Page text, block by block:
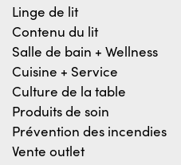
Linge de lit
Contenu du lit
Salle de bain + Wellness
Cuisine + Service
Culture de la table
Produits de soin
Prévention des incendies
Vente outlet